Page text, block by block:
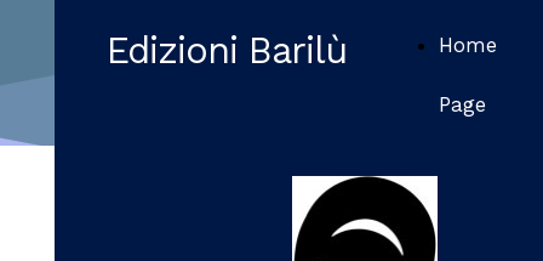
Home
Page
Edizioni Barilù